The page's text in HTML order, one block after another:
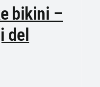
bikini –
del